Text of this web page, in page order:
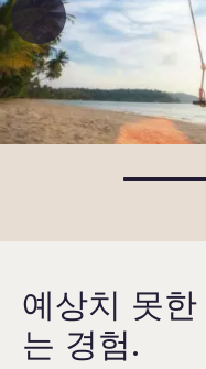
예상치 못
는 경험.